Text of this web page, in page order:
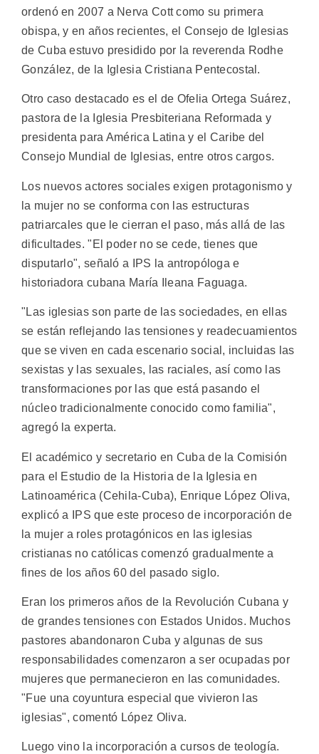
ordenó en 2007 a Nerva Cott como su primera
obispa, y en años recientes, el Consejo de Iglesias
de Cuba estuvo presidido por la reverenda Rodhe
González, de la Iglesia Cristiana Pentecostal.
Otro caso destacado es el de Ofelia Ortega Suárez,
pastora de la Iglesia Presbiteriana Reformada y
presidenta para América Latina y el Caribe del
Consejo Mundial de Iglesias, entre otros cargos.
Los nuevos actores sociales exigen protagonismo y
la mujer no se conforma con las estructuras
patriarcales que le cierran el paso, más allá de las
dificultades. "El poder no se cede, tienes que
disputarlo", señaló a IPS la antropóloga e
historiadora cubana María Ileana Faguaga.
"Las iglesias son parte de las sociedades, en ellas
se están reflejando las tensiones y readecuamientos
que se viven en cada escenario social, incluidas las
sexistas y las sexuales, las raciales, así como las
transformaciones por las que está pasando el
núcleo tradicionalmente conocido como familia",
agregó la experta.
El académico y secretario en Cuba de la Comisión
para el Estudio de la Historia de la Iglesia en
Latinoamérica (Cehila-Cuba), Enrique López Oliva,
explicó a IPS que este proceso de incorporación de
la mujer a roles protagónicos en las iglesias
cristianas no católicas comenzó gradualmente a
fines de los años 60 del pasado siglo.
Eran los primeros años de la Revolución Cubana y
de grandes tensiones con Estados Unidos. Muchos
pastores abandonaron Cuba y algunas de sus
responsabilidades comenzaron a ser ocupadas por
mujeres que permanecieron en las comunidades.
"Fue una coyuntura especial que vivieron las
iglesias", comentó López Oliva.
Luego vino la incorporación a cursos de teología.